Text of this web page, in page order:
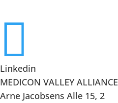

Linkedin
MEDICON VALLEY ALLIANCE
Arne Jacobsens Alle 15, 2